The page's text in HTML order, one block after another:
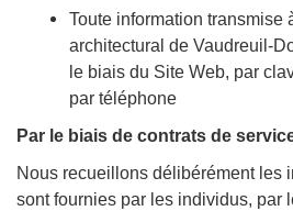
Toute information transmise
architectural de Vaudreuil-
le biais du Site Web, par
par téléphone
Par le biais de contrats de
Nous recueillons délibérément les
sont fournies par les individus, par